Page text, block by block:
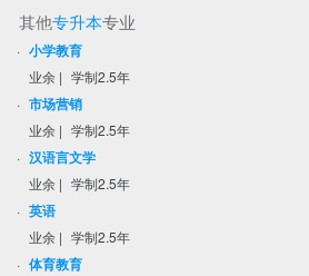
其他专升本专业
· 小学教育
业余 | 学制2.5年
· 市场营销
业余 | 学制2.5年
· 汉语言文学
业余 | 学制2.5年
· 英语
业余 | 学制2.5年
· 体育教育